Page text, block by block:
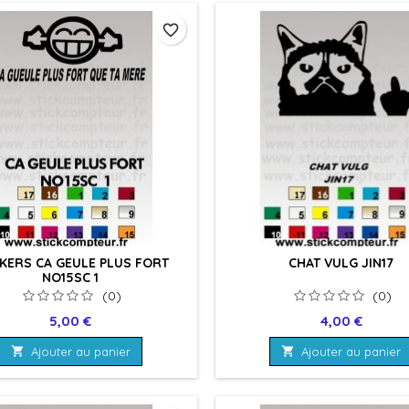
CA GEULE PLUS FORT
NO15SC 1
(0)
Prix
5,00 €
 Ajouter au panier
favorite_border
CHAT VULG JIN17
(0)
Prix
4,00 €
 Ajouter au panier